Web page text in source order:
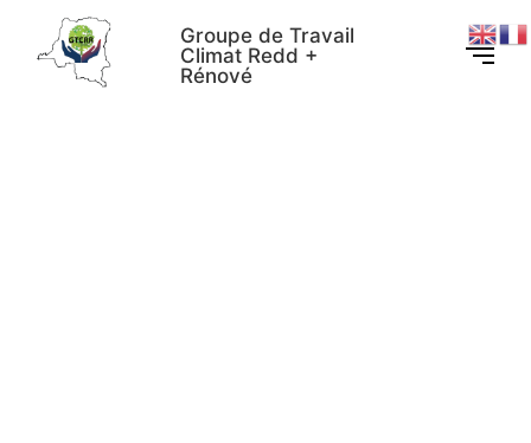
Groupe de Travail
Climat Redd +
Rénové